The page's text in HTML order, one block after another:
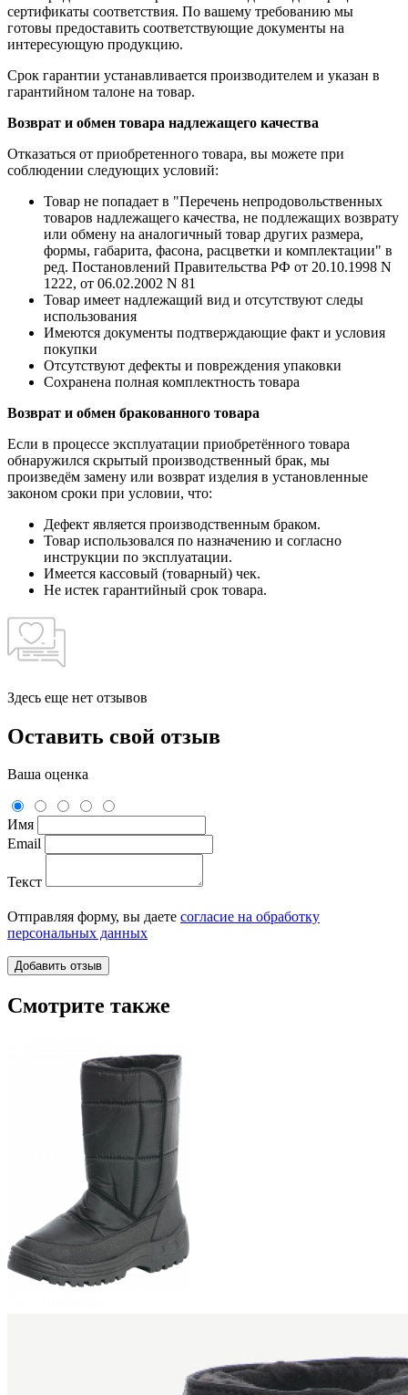
сертификаты соответствия. По вашему требованию мы
готовы предоставить соответствующие документы на
интересующую продукцию.
Срок гарантии устанавливается производителем и указан в
гарантийном талоне на товар.
Возврат и обмен товара надлежащего качества
Отказаться от приобретенного товара, вы можете при
соблюдении следующих условий:
Товар не попадает в "Перечень непродовольственных
товаров надлежащего качества, не подлежащих возврату
или обмену на аналогичный товар других размера,
формы, габарита, фасона, расцветки и комплектации" в
ред. Постановлений Правительства РФ от 20.10.1998 N
1222, от 06.02.2002 N 81
Товар имеет надлежащий вид и отсутствуют следы
использования
Имеются документы подтверждающие факт и условия
покупки
Отсутствуют дефекты и повреждения упаковки
Сохранена полная комплектность товара
Возврат и обмен бракованного товара
Если в процессе эксплуатации приобретённого товара
обнаружился скрытый производственный брак, мы
произведём замену или возврат изделия в установленные
законом сроки при условии, что:
Дефект является производственным браком.
Товар использовался по назначению и согласно
инструкции по эксплуатации.
Имеется кассовый (товарный) чек.
Не истек гарантийный срок товара.
Здесь еще нет отзывов
Оставить свой отзыв
Ваша оценка
Имя
Email
Текст
Отправляя форму, вы даете согласие на обработку
персональных данных
Смотрите также